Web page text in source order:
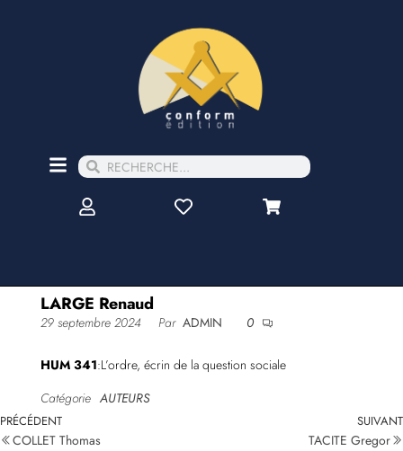
LARGE Renaud
29 septembre 2024 Par ADMIN 0
HUM 341:L’ordre, écrin de la question sociale
Catégorie AUTEURS
PRÉCÉDENT
COLLET Thomas
SUIVANT
TACITE Gregor